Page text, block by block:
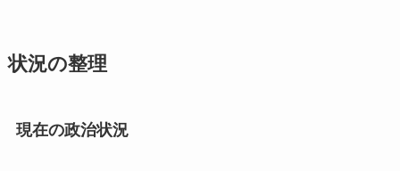
状況の整理
現在の政治状況